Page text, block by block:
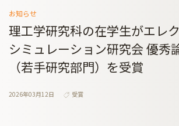
お知らせ
理工学研究科の在学生がエレ
シミュレーション研究会 優秀
（若手研究部門）を受賞
2026年03月12日
受賞